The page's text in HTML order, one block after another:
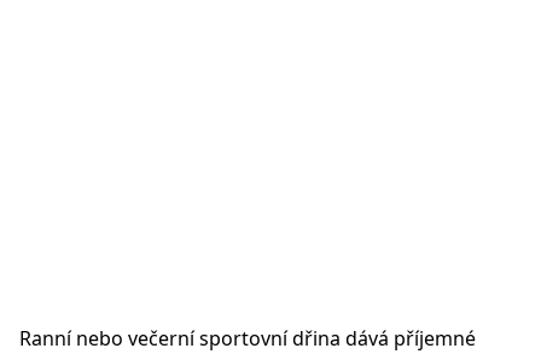
Ranní nebo večerní sportovní dřina dává příjemné